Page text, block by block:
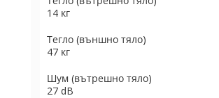
14 кг
Тегло (външно тяло)
47 кг
Шум (вътрешно тяло)
27 dB